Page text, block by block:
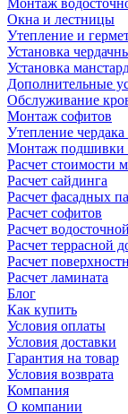
Монтаж
Окна и лестницы
Утепление и
Установка
Установка
Дополнительные
Обслуживание
Монтаж софитов
Утепление
Монтаж подшивки
Расчет стоимости
Расчет сайдинга
Расчет фасадных
Расчет софитов
Расчет
Расчет террасной
Расчет
Расчет ламината
Блог
Как купить
Условия оплаты
Условия доставки
Гарантия на товар
Условия возврата
Компания
О компании